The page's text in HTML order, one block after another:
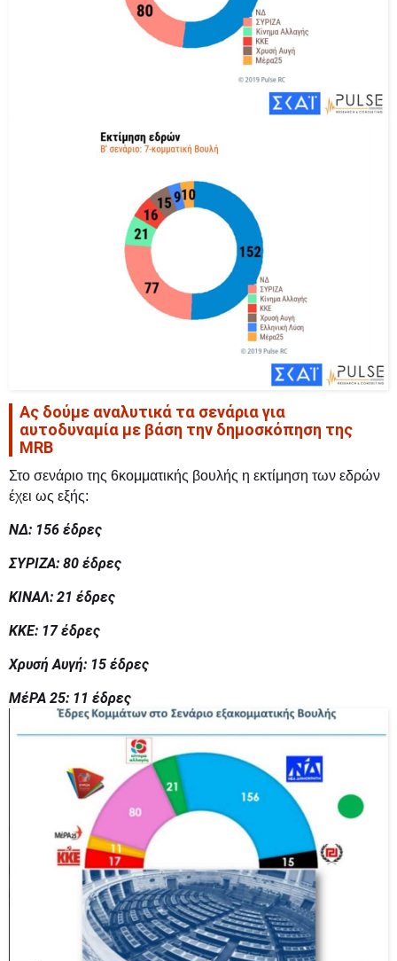
Ας δούμε αναλυτικά τα σενάρια για
αυτοδυναμία με βάση την δημοσκόπηση της
MRB
Στο σενάριο της 6κομματικής βουλής η εκτίμηση των εδρών
έχει ως εξής:
ΝΔ: 156 έδρες
ΣΥΡΙΖΑ: 80 έδρες
ΚΙΝΑΛ: 21 έδρες
ΚΚΕ: 17 έδρες
Χρυσή Αυγή: 15 έδρες
ΜέΡΑ 25: 11 έδρες